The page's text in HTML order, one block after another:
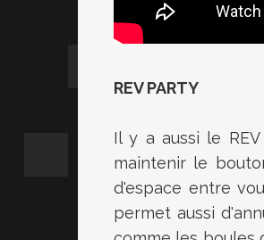
REV PARTY
Il y a aussi le
maintenir le
d'espace entre
permet aussi